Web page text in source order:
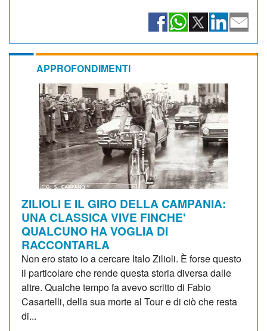
APPROFONDIMENTI
ZILIOLI E IL GIRO DELLA CAMPANIA:
UNA CLASSICA VIVE FINCHE'
QUALCUNO HA VOGLIA DI
RACCONTARLA
Non ero stato io a cercare Italo Zilioli. È forse questo
il particolare che rende questa storia diversa dalle
altre. Qualche tempo fa avevo scritto di Fabio
Casartelli, della sua morte al Tour e di ciò che resta
di...